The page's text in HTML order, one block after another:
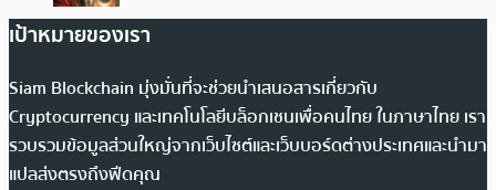
เป้าหมายของเรา
Siam Blockchain มุ่งมั่นที่จะช่วยนำเสนอสารเกี่ยวกับ
Cryptocurrency และเทคโนโลยีบล็อกเชนเพื่อคนไทย ในภาษาไทย เรา
รวบรวมข้อมูลส่วนใหญ่จากเว็บไซต์และเว็บบอร์ดต่างประเทศและนำมา
แปลส่งตรงถึงฟีดคุณ